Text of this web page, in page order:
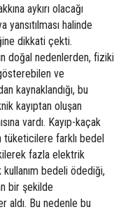
aykırı olacağı
halinde
dikkati çekti.
doğal nedenlerden, fiziki
ve
kaynaklandığı, bu
kayıptan oluşan
vardı. Kayıp-kaçak
tüketicilere farklı bedel
fazla elektrik
kullanım bedeli ödediği,
bir şekilde
aldı. Bu nedenle bu